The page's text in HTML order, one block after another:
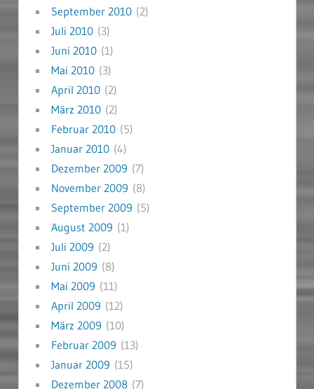
September 2010(2)
Juli 2010(3)
Juni 2010(1)
Mai 2010(3)
April 2010(2)
März 2010(2)
Februar 2010(5)
Januar 2010(4)
Dezember 2009 (7)
November 2009 (8)
September 2009 (5)
August 2009 (1)
Juli 2009 (2)
Juni 2009 (8)
Mai 2009 (11)
April 2009 (12)
März 2009 (10)
Februar 2009 (13)
Januar 2009 (15)
Dezember 2008(7)